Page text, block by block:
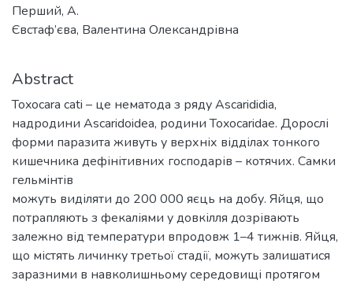
Перший, А.
Євстаф’єва, Валентина Олександрівна
Abstract
Toxocara cati – це нематода з ряду Ascarididia,
надродини Ascaridoidea, родини Toxocaridae. Дорослі
форми паразита живуть у верхніх відділах тонкого
кишечника дефінітивних господарів – котячих. Самки
гельмінтів
можуть виділяти до 200 000 яєць на добу. Яйця, що
потрапляють з фекаліями у довкілля дозрівають
залежно від температури впродовж 1–4 тижнів. Яйця,
що містять личинку третьої стадії, можуть залишатися
заразними в навколишньому середовищі протягом